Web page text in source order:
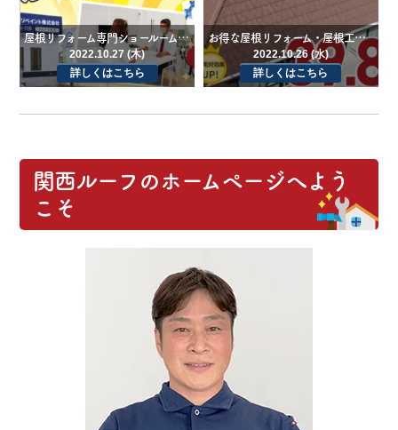
屋根リフォーム専門ショールームが泉佐野市にオープン！
2022.10.27 (木)
詳しくはこちら
お得な屋根リフォーム・屋根工事メニューをご用意しております！
2022.10.26 (水)
詳しくはこちら
関西ルーフのホームページへよう
こそ